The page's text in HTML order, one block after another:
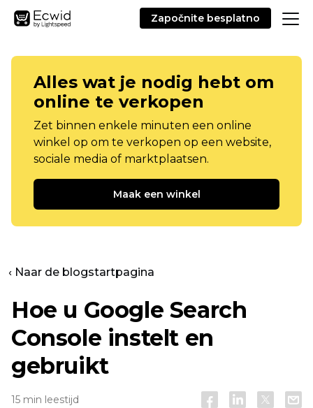
Započnite besplatno
Alles wat je nodig hebt om
online te verkopen
Zet binnen enkele minuten een online
winkel op om te verkopen op een website,
sociale media of marktplaatsen.
Maak een winkel
‹ Naar de blogstartpagina
Hoe u Google Search
Console instelt en
gebruikt
15 min leestijd